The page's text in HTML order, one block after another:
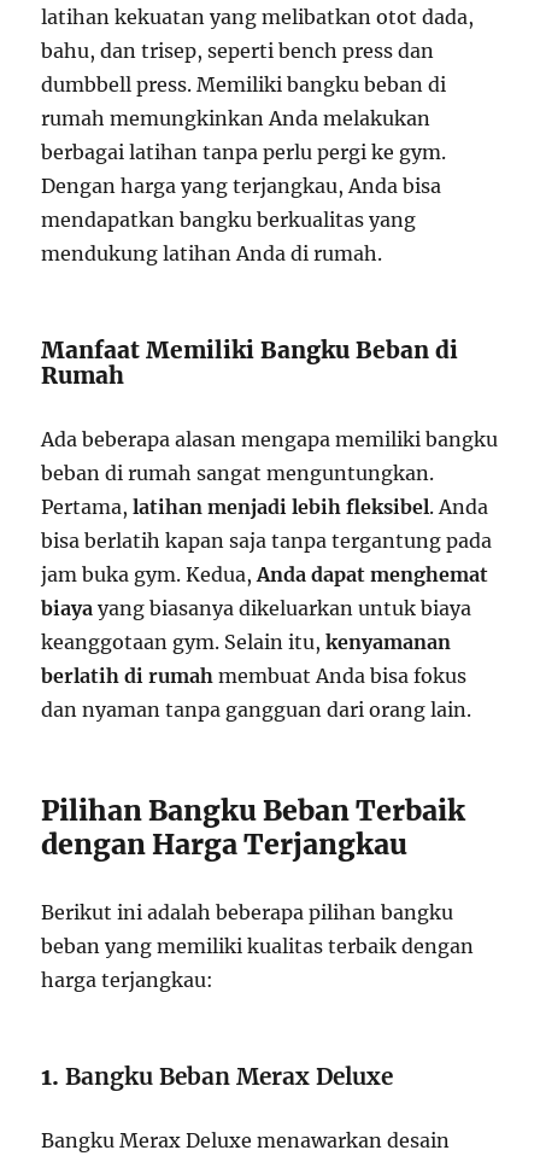
latihan kekuatan yang melibatkan otot dada,
bahu, dan trisep, seperti bench press dan
dumbbell press. Memiliki bangku beban di
rumah memungkinkan Anda melakukan
berbagai latihan tanpa perlu pergi ke gym.
Dengan harga yang terjangkau, Anda bisa
mendapatkan bangku berkualitas yang
mendukung latihan Anda di rumah.
Manfaat Memiliki Bangku Beban di
Rumah
Ada beberapa alasan mengapa memiliki bangku
beban di rumah sangat menguntungkan.
Pertama,latihan menjadi lebih fleksibel. Anda
bisa berlatih kapan saja tanpa tergantung pada
jam buka gym. Kedua,Anda dapat menghemat
biaya yang biasanya dikeluarkan untuk biaya
keanggotaan gym. Selain itu,kenyamanan
berlatih di rumah membuat Anda bisa fokus
dan nyaman tanpa gangguan dari orang lain.
Pilihan Bangku Beban Terbaik
dengan Harga Terjangkau
Berikut ini adalah beberapa pilihan bangku
beban yang memiliki kualitas terbaik dengan
harga terjangkau:
1.Bangku Beban Merax Deluxe
Bangku Merax Deluxe menawarkan desain